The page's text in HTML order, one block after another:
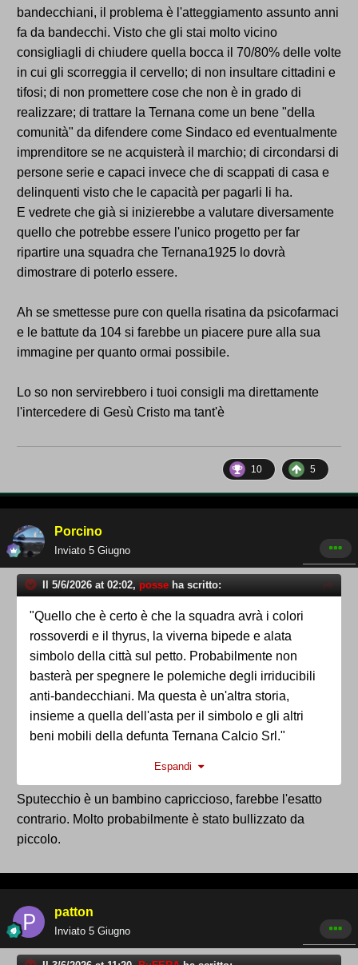
bandecchiani, il problema è l'atteggiamento assunto anni
fa da bandecchi. Visto che gli stai molto vicino
consigliagli di chiudere quella bocca il 70/80% delle volte
in cui gli scorreggia il cervello; di non insultare cittadini e
tifosi; di non promettere cose che non è in grado di
realizzare; di trattare la Ternana come un bene "della
comunità" da difendere come Sindaco ed eventualmente
imprenditore se ne acquisterà il marchio; di circondarsi di
persone serie e capaci invece che di scappati di casa e
delinquenti visto che le capacità per pagarli li ha.
E vedrete che già si inizierebbe a valutare diversamente
quello che potrebbe essere l'unico progetto per far
ripartire una squadra che Ternana1925 lo dovrà
dimostrare di poterlo essere.
Ah se smettesse pure con quella risatina da psicofarmaci
e le battute da 104 si farebbe un piacere pure alla sua
immagine per quanto ormai possibile.
Lo so non servirebbero i tuoi consigli ma direttamente
l'intercedere di Gesù Cristo ma tant'è
10 5
Porcino
Inviato 5 Giugno
Il 5/6/2026 at 02:02, posse ha scritto:
"Quello che è certo è che la squadra avrà i colori
rossoverdi e il thyrus, la viverna bipede e alata
simbolo della città sul petto. Probabilmente non
basterà per spegnere le polemiche degli irriducibili
anti-bandecchiani. Ma questa è un'altra storia,
insieme a quella dell'asta per il simbolo e gli altri
beni mobili della defunta Ternana Calcio Srl."
Zacaiò famo a capisse, qui il problema non sono gli
anti-bandecchiani, il problema è l'atteggiamento
assunto anni fa da bandecchi. Visto che gli stai
molto vicino consigliagli di chiudere quella bocca il
non insultare cittadini e tifosi; di non promettere cose
Ternana come un bene "della comunità" da
difendere come Sindaco ed eventualmente
imprenditore se ne acquisterà il marchio; di
Espandi
Sputecchio è un bambino capriccioso, farebbe l'esatto
contrario. Molto probabilmente è stato bullizzato da
piccolo.
patton
Inviato 5 Giugno